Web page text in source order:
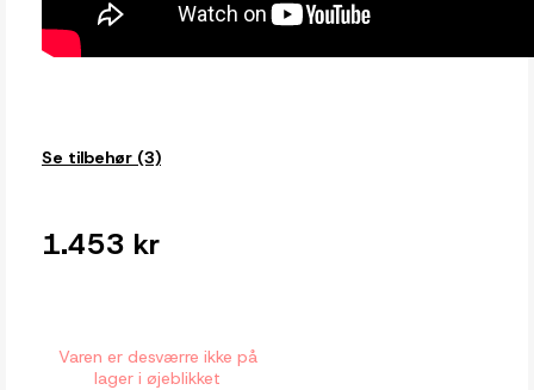
Se tilbehør (3)
1.453 kr
Varen er desværre ikke på
lager i øjeblikket